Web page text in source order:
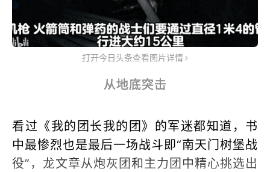
打开今日头条查看图片详情
从地底突击
看过《我的团长我的团》的军迷都知道，书
中最惨烈也是最后一场战斗即“南天门树堡战
役”，龙文章从炮灰团和主力团中精心挑选出